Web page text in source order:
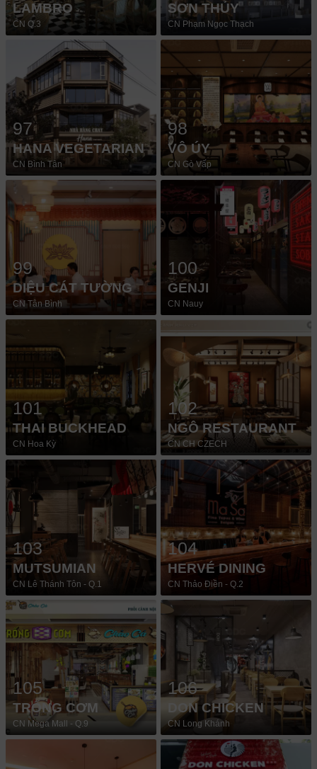
LAMBRO
CN Q.3
SƠN THỦY
CN Phạm Ngọc Thạch
97
HANA VEGETARIAN
CN Bình Tân
98
VÔ ÚY
CN Gò Vấp
99
DIỆU CÁT TƯỜNG
CN Tân Bình
100
GENJI
CN Nauy
101
THAI BUCKHEAD
CN Hoa Kỳ
102
NGÔ RESTAURANT
CN CH CZECH
103
MUTSUMIAN
CN Lê Thánh Tôn - Q.1
104
HERVÉ DINING
CN Thảo Điền - Q.2
105
TRỐNG CƠM
CN Mega Mall - Q.9
106
DON CHICKEN
CN Long Khánh